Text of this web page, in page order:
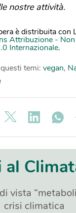
nostre attività.
è distribuita con
Attribuzione -
Internazionale.
temi: vegan,
vista
crisi climatica